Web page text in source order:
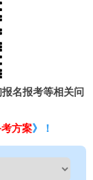
名报考等相关问
方案》！